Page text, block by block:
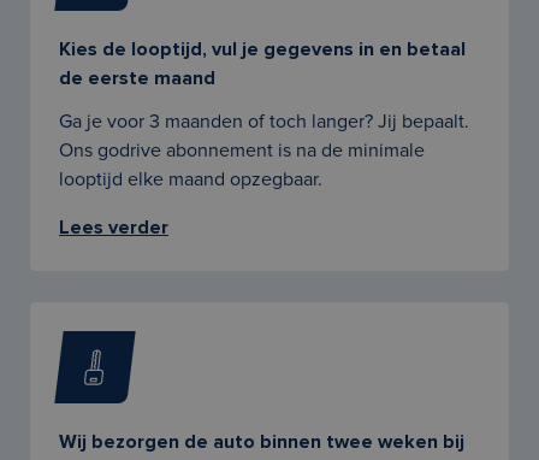
Kies de looptijd, vul je gegevens in en betaal
de eerste maand
Ga je voor 3 maanden of toch langer? Jij bepaalt.
Ons godrive abonnement is na de minimale
looptijd elke maand opzegbaar.
Lees verder
Wij bezorgen de auto binnen twee weken bij